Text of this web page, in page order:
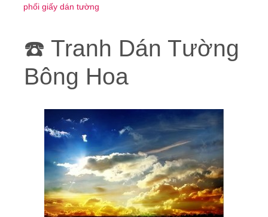
phối giấy dán tường
☎️ Tranh Dán Tường
Bông Hoa